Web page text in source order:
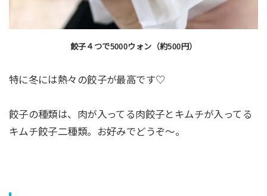
餃子４つで5000ウォン（約500円）
特に冬には熱々の餃子が最高です♡
餃子の種類は、肉が入ってる肉餃子とキムチが入ってる
キムチ餃子二種類。お好みでどうぞ〜。